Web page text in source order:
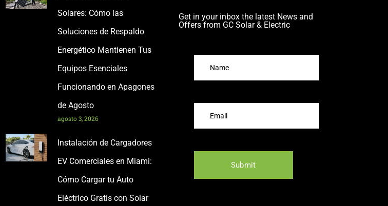
Solares: Cómo las
Soluciones de Respaldo
Energético Mantienen Tus
Equipos Esenciales
Funcionando en Apagones
de Agosto
agosto 3, 2026
Instalación de Cargadores
EV Comerciales en Miami:
Cómo Cargar tu Auto
Eléctrico Gratis con Solar
Get in your inbox the latest News and
Offers from GC Solar & Electric